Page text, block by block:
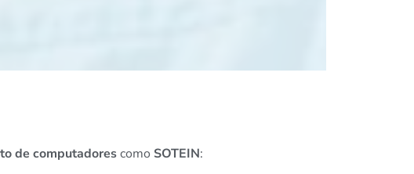
de computadorescomo SOTEIN: